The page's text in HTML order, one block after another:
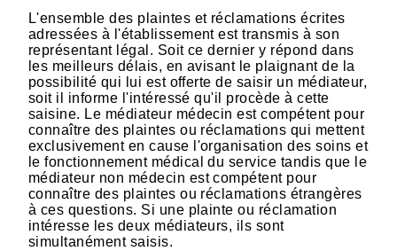
L'ensemble des plaintes et réclamations écrites
adressées à l'établissement est transmis à son
représentant légal. Soit ce dernier y répond dans
les meilleurs délais, en avisant le plaignant de la
possibilité qui lui est offerte de saisir un médiateur,
soit il informe l'intéressé qu'il procède à cette
saisine. Le médiateur médecin est compétent pour
connaître des plaintes ou réclamations qui mettent
exclusivement en cause l'organisation des soins et
le fonctionnement médical du service tandis que le
médiateur non médecin est compétent pour
connaître des plaintes ou réclamations étrangères
à ces questions. Si une plainte ou réclamation
intéresse les deux médiateurs, ils sont
simultanément saisis.